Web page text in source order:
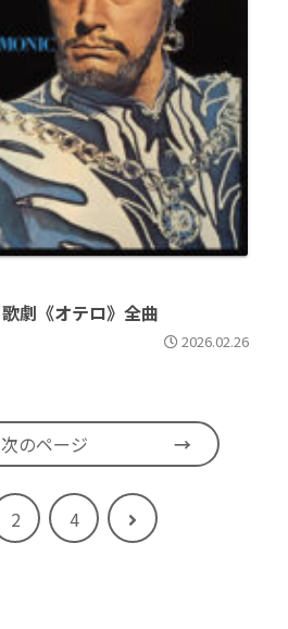
劇《オテロ》全曲
2026.02.26
次のページ
2 4
次